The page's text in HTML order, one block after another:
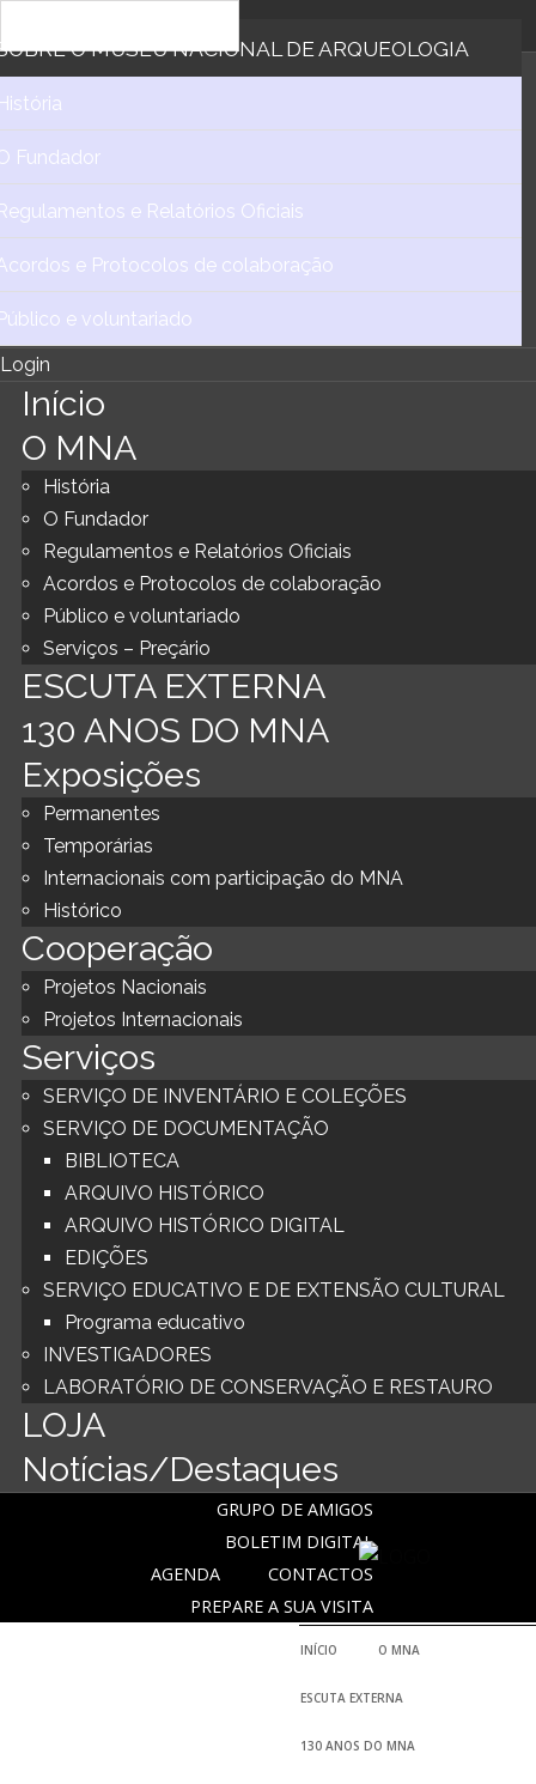
O MUSEU NACIONAL DE ARQUEOLOGIA
Fundador
e Relatórios Oficiais
e Protocolos de colaboração
e voluntariado
Login
Início
O MNA
História
O Fundador
Regulamentos e Relatórios Oficiais
Acordos e Protocolos de colaboração
Público e voluntariado
Serviços – Preçário
ESCUTA EXTERNA
130 ANOS DO MNA
Exposições
Permanentes
Temporárias
Internacionais com participação do MNA
Histórico
Cooperação
Projetos Nacionais
Projetos Internacionais
Serviços
SERVIÇO DE INVENTÁRIO E COLEÇÕES
SERVIÇO DE DOCUMENTAÇÃO
BIBLIOTECA
ARQUIVO HISTÓRICO
ARQUIVO HISTÓRICO DIGITAL
EDIÇÕES
SERVIÇO EDUCATIVO E DE EXTENSÃO CULTURAL
Programa educativo
INVESTIGADORES
LABORATÓRIO DE CONSERVAÇÃO E RESTAURO
LOJA
Notícias/Destaques
GRUPO DE AMIGOS
BOLETIM DIGITAL
CONTACTOS
AGENDA
PREPARE A SUA VISITA
INÍCIO O MNA
ESCUTA EXTERNA
130 ANOS DO MNA